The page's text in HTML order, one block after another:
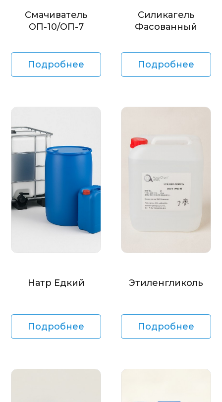
Смачиватель
ОП-10/ОП-7
Подробнее
Силикагель
Фасованный
Подробнее
Натр Едкий
Подробнее
Этиленгликоль
Подробнее